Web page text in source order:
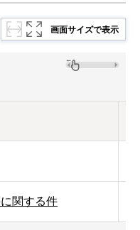
画面サイズで表示
関する件